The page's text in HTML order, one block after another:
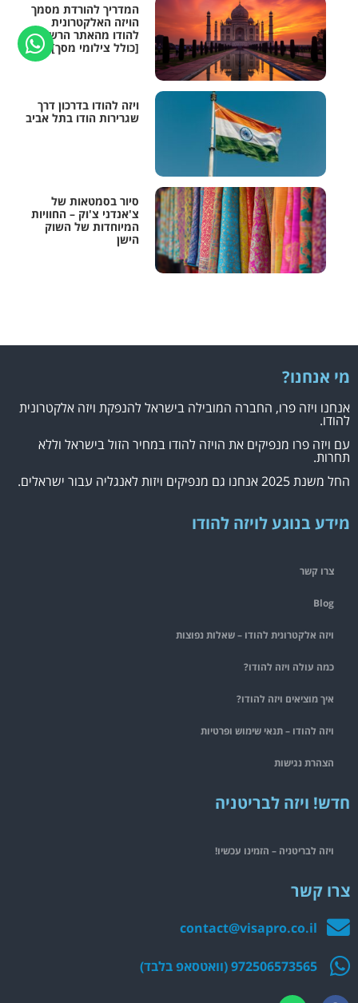
המדריך להורדת מסמך
הויזה האלקטרונית
להודו מהאתר הרשמי
[כולל צילומי מסך]
ויזה להודו בדרכון דרך
שגרירות הודו בתל אביב
סיור בסמטאות של
צ'אנדני צ'וק – החוויות
המיוחדות של השוק
הישן
מי אנחנו?
אנחנו ויזה פרו, החברה המובילה בישראל להנפקת ויזה אלקטרונית
להודו.
עם ויזה פרו מנפיקים את הויזה להודו במחיר הזול בישראל וללא
תחרות.
החל משנת 2025 אנחנו גם מנפיקים ויזות לאנגליה עבור ישראלים.
מידע בנוגע לויזה להודו
צרו קשר
Blog
ויזה אלקטרונית להודו – שאלות נפוצות
כמה עולה ויזה להודו?
איך מוציאים ויזה להודו?
ויזה להודו – תנאי שימוש ופרטיות
הצהרת נגישות
חדש! ויזה לבריטניה
ויזה לבריטניה – הזמינו עכשיו!
צרו קשר
contact@visapro.co.il
972506573565 (וואטסאפ בלבד)